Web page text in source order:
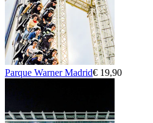
Parque Warner Madrid€ 19,90